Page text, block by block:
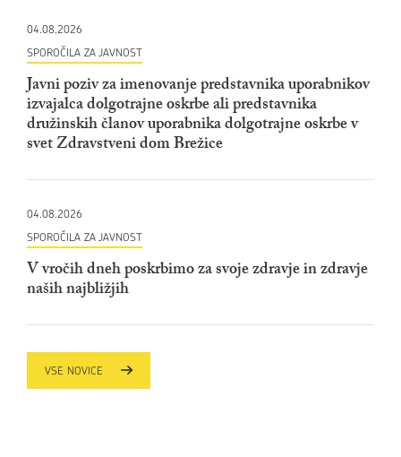
04.08.2026
SPOROČILA ZA JAVNOST
Javni poziv za imenovanje predstavnika uporabnikov
izvajalca dolgotrajne oskrbe ali predstavnika
družinskih članov uporabnika dolgotrajne oskrbe v
svet Zdravstveni dom Brežice
04.08.2026
SPOROČILA ZA JAVNOST
V vročih dneh poskrbimo za svoje zdravje in zdravje
naših najbližjih
VSE NOVICE